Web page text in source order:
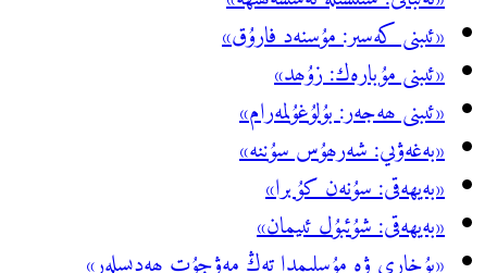
«ئىبنى كەسىر: مۇسنەد فارۇق»
«ئىبنى مۇبارەك: زۇھد»
«ئىبنى ھەجەر: بۇلۇغۇلمەرام»
«بەغەۋىي: شەرھۇس سۇننە»
«بەيھەقى: سۇنەن كۇبرا»
«بەيھەقى: شۇئبۇل ئىيمان»